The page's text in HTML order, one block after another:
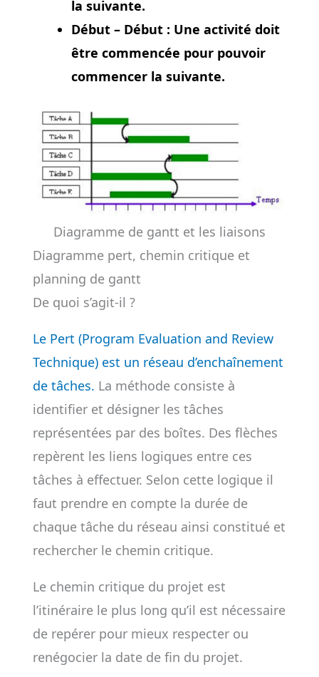
la suivante.
Début – Début : Une activité doit
être commencée pour pouvoir
commencer la suivante.
Diagramme de gantt et les liaisons
Diagramme pert, chemin critique et
planning de gantt
De quoi s’agit-il ?
Le Pert (Program Evaluation and Review
Technique) est un réseau d’enchaînement
de tâches. La méthode consiste à
identifier et désigner les tâches
représentées par des boîtes. Des flèches
repèrent les liens logiques entre ces
tâches à effectuer. Selon cette logique il
faut prendre en compte la durée de
chaque tâche du réseau ainsi constitué et
rechercher le chemin critique.
Le chemin critique du projet est
l’itinéraire le plus long qu’il est nécessaire
de repérer pour mieux respecter ou
renégocier la date de fin du projet.